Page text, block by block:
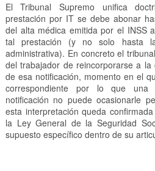
El Tribunal Supremo unifica
prestación por IT se debe abonar
del alta médica emitida por el INSS
tal prestación (y no solo hasta
administrativa). En concreto el
del trabajador de reincorporarse a
de esa notificación, momento en el
correspondiente por lo que
notificación no puede ocasionarle
esta interpretación queda
la Ley General de la Seguridad
supuesto específico dentro de su